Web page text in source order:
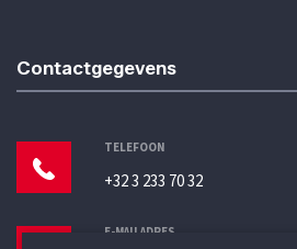
Contactgegevens
TELEFOON
+32 3 233 70 32
E-MAILADRES